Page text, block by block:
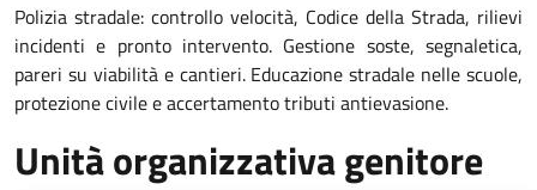
Polizia stradale: controllo velocità, Codice della Strada, rilievi
incidenti e pronto intervento. Gestione soste, segnaletica,
pareri su viabilità e cantieri. Educazione stradale nelle scuole,
protezione civile e accertamento tributi antievasione.
Unità organizzativa genitore